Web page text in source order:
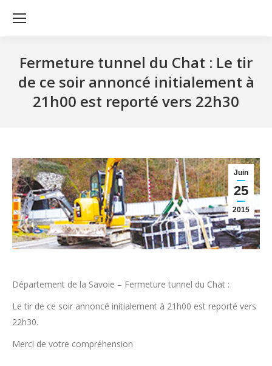
Fermeture tunnel du Chat : Le tir
de ce soir annoncé initialement à
21h00 est reporté vers 22h30
Juin
25
2015
Département de la Savoie – Fermeture tunnel du Chat :
Le tir de ce soir annoncé initialement à 21h00 est reporté vers
22h30.
Merci de votre compréhension